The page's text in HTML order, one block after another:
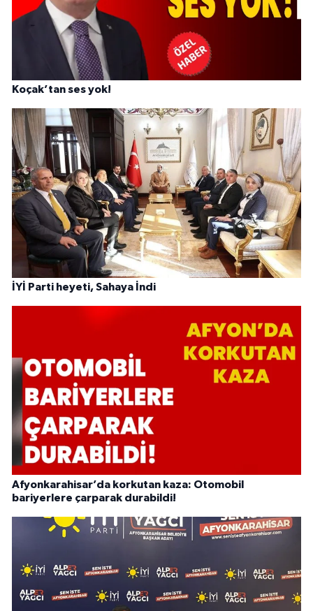
Koçak’tan ses yok!
İYİ Parti heyeti, Sahaya İndi
Afyonkarahisar’da korkutan kaza: Otomobil
bariyerlere çarparak durabildi!